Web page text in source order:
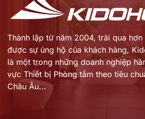
Thành lập từ năm 2004, trải qua
được sự ủng hộ của khách hàng,
là một trong những doanh nghiệp
vực Thiết bị Phòng tắm theo tiêu
Châu Âu...